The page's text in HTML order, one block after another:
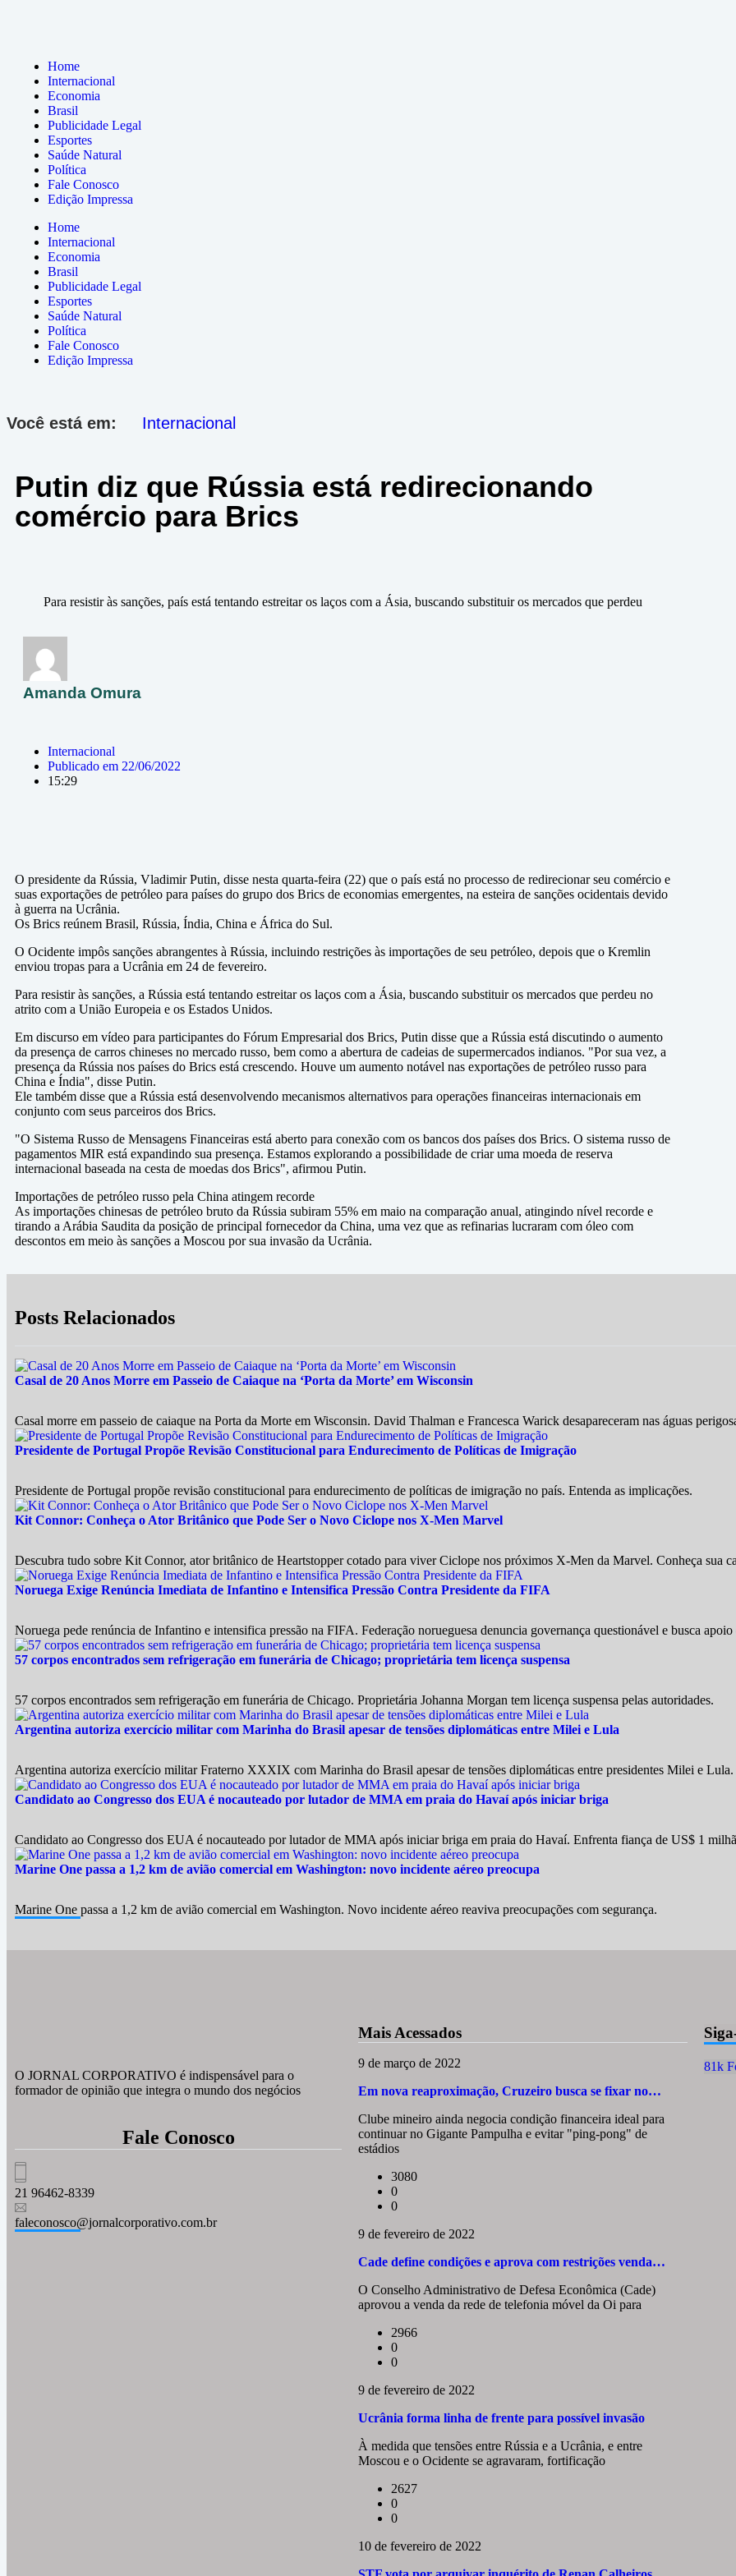
Home
Internacional
Economia
Brasil
Publicidade Legal
Esportes
Saúde Natural
Política
Fale Conosco
Edição Impressa
Home
Internacional
Economia
Brasil
Publicidade Legal
Esportes
Saúde Natural
Política
Fale Conosco
Edição Impressa
Você está em: Internacional
Putin diz que Rússia está redirecionando
comércio para Brics
Para resistir às sanções, país está tentando estreitar os laços com a Ásia, buscando substituir os mercados que perdeu
Amanda Omura
Internacional
Publicado em 22/06/2022
15:29
O presidente da Rússia, Vladimir Putin, disse nesta quarta-feira (22) que o país está no processo de redirecionar seu comércio e
suas exportações de petróleo para países do grupo dos Brics de economias emergentes, na esteira de sanções ocidentais devido
à guerra na Ucrânia.
Os Brics reúnem Brasil, Rússia, Índia, China e África do Sul.
O Ocidente impôs sanções abrangentes à Rússia, incluindo restrições às importações de seu petróleo, depois que o Kremlin
enviou tropas para a Ucrânia em 24 de fevereiro.
Para resistir às sanções, a Rússia está tentando estreitar os laços com a Ásia, buscando substituir os mercados que perdeu no
atrito com a União Europeia e os Estados Unidos.
Em discurso em vídeo para participantes do Fórum Empresarial dos Brics, Putin disse que a Rússia está discutindo o aumento
da presença de carros chineses no mercado russo, bem como a abertura de cadeias de supermercados indianos. "Por sua vez, a
presença da Rússia nos países do Brics está crescendo. Houve um aumento notável nas exportações de petróleo russo para
China e Índia", disse Putin.
Ele também disse que a Rússia está desenvolvendo mecanismos alternativos para operações financeiras internacionais em
conjunto com seus parceiros dos Brics.
"O Sistema Russo de Mensagens Financeiras está aberto para conexão com os bancos dos países dos Brics. O sistema russo de
pagamentos MIR está expandindo sua presença. Estamos explorando a possibilidade de criar uma moeda de reserva
internacional baseada na cesta de moedas dos Brics", afirmou Putin.
Importações de petróleo russo pela China atingem recorde
As importações chinesas de petróleo bruto da Rússia subiram 55% em maio na comparação anual, atingindo nível recorde e
tirando a Arábia Saudita da posição de principal fornecedor da China, uma vez que as refinarias lucraram com óleo com
descontos em meio às sanções a Moscou por sua invasão da Ucrânia.
Posts Relacionados
Casal de 20 Anos Morre em Passeio de Caiaque na ‘Porta da Morte’ em Wisconsin
Casal morre em passeio de caiaque na Porta da Morte em Wisconsin. David Thalman e Francesca Warick desapareceram nas águas
Presidente de Portugal Propõe Revisão Constitucional para Endurecimento de Políticas de Imigração
Presidente de Portugal propõe revisão constitucional para endurecimento de políticas de imigração no país. Entenda as implicações.
Kit Connor: Conheça o Ator Britânico que Pode Ser o Novo Ciclope nos X-Men Marvel
Descubra tudo sobre Kit Connor, ator britânico de Heartstopper cotado para viver Ciclope nos próximos X-Men da Marvel. Conheça sua
Noruega Exige Renúncia Imediata de Infantino e Intensifica Pressão Contra Presidente da FIFA
Noruega pede renúncia de Infantino e intensifica pressão na FIFA. Federação norueguesa denuncia governança questionável e busca apoio
57 corpos encontrados sem refrigeração em funerária de Chicago; proprietária tem licença suspensa
57 corpos encontrados sem refrigeração em funerária de Chicago. Proprietária Johanna Morgan tem licença suspensa pelas autoridades.
Argentina autoriza exercício militar com Marinha do Brasil apesar de tensões diplomáticas entre Milei e Lula
Argentina autoriza exercício militar Fraterno XXXIX com Marinha do Brasil apesar de tensões diplomáticas entre presidentes Milei e Lula.
Candidato ao Congresso dos EUA é nocauteado por lutador de MMA em praia do Havaí após iniciar briga
Candidato ao Congresso dos EUA é nocauteado por lutador de MMA após iniciar briga em praia do Havaí. Enfrenta fiança de US$ 1
Marine One passa a 1,2 km de avião comercial em Washington: novo incidente aéreo preocupa
Marine One passa a 1,2 km de avião comercial em Washington. Novo incidente aéreo reaviva preocupações com segurança.
O JORNAL CORPORATIVO é indispensável para o
formador de opinião que integra o mundo dos negócios
Fale Conosco
21 96462-8339
faleconosco@jornalcorporativo.com.br
Mais Acessados
9 de março de 2022
Em nova reaproximação, Cruzeiro busca se fixar no…
Clube mineiro ainda negocia condição financeira ideal para
continuar no Gigante Pampulha e evitar "ping-pong" de
estádios
3080
0
0
9 de fevereiro de 2022
Cade define condições e aprova com restrições venda…
O Conselho Administrativo de Defesa Econômica (Cade)
aprovou a venda da rede de telefonia móvel da Oi para
2966
0
0
9 de fevereiro de 2022
Ucrânia forma linha de frente para possível invasão
À medida que tensões entre Rússia e a Ucrânia, e entre
Moscou e o Ocidente se agravaram, fortificação
2627
0
0
10 de fevereiro de 2022
81k